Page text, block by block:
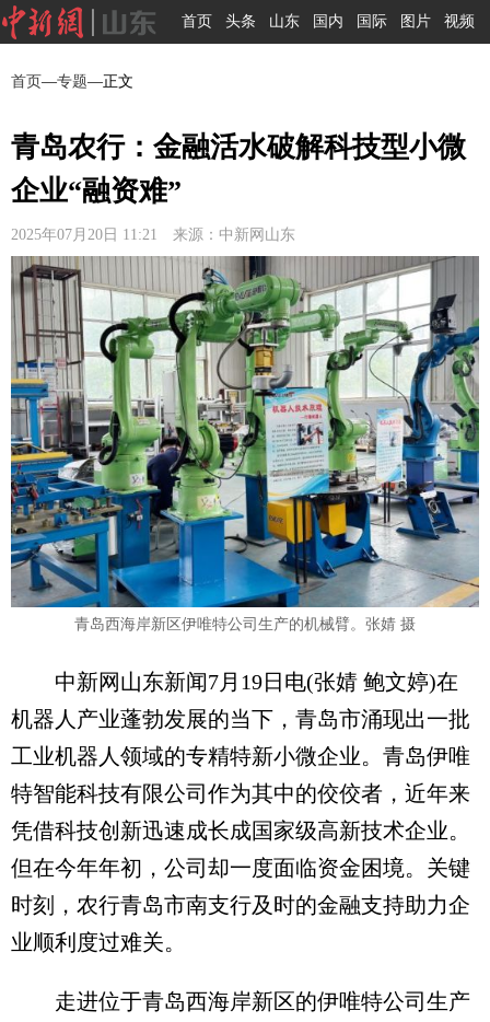
首页 头条 山东 国内 国际 图片 视频
首页—专题—正文
青岛农行：金融活水破解科技型小微
企业“融资难”
2025年07月20日 11:21 来源：中新网山东
青岛西海岸新区伊唯特公司生产的机械臂。张婧 摄
中新网山东新闻7月19日电(张婧 鲍文婷)在
机器人产业蓬勃发展的当下，青岛市涌现出一批
工业机器人领域的专精特新小微企业。青岛伊唯
特智能科技有限公司作为其中的佼佼者，近年来
凭借科技创新迅速成长成国家级高新技术企业。
但在今年年初，公司却一度面临资金困境。关键
时刻，农行青岛市南支行及时的金融支持助力企
业顺利度过难关。
走进位于青岛西海岸新区的伊唯特公司生产